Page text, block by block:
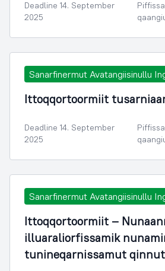
Deadline 14. September
2025
Sanarfinermut Avatangiisinullu
Ittoqqortoormiit
Deadline 14. September
2025
Sanarfinermut Avatangiisinullu
Ittoqqortoormiit –
illuaraliorfissamik
tunineqarnissamut